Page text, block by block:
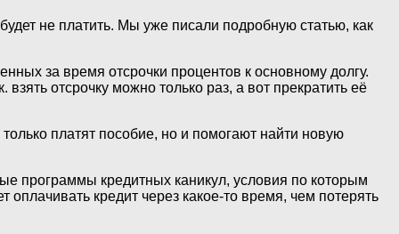
не платить. Мы уже писали подробную статью, как
за время отсрочки процентов к основному долгу.
отсрочку можно только раз, а вот прекратить её
платят пособие, но и помогают найти новую
программы кредитных каникул, условия по которым
кредит через какое-то время, чем потерять